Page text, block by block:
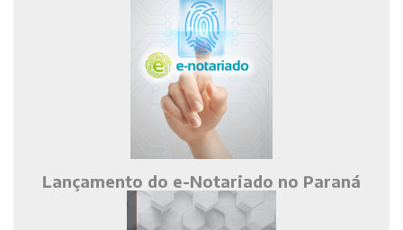
Lançamento do e-Notariado no Paraná